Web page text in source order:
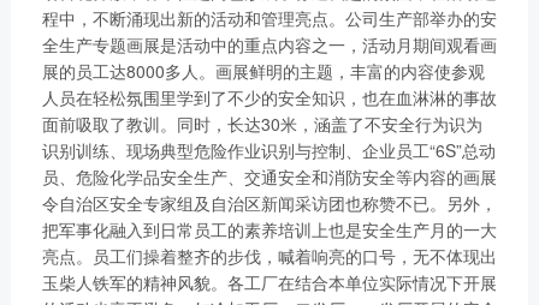
洲、欧洲等地设立了21
个销售大区、8个船电驻
外营销中心，490多家服
务代理商，44家船电销
服一体代理商，1500多
个服务网点
了解更多
获取更多帮助
联系我们
订购咨询
销售服务热线：
0775-3220350
程中，不断涌现出新的活动和管理亮点。公司生产部举办的安
全生产专题画展是活动中的重点内容之一，活动月期间观看画
展的员工达8000多人。画展鲜明的主题，丰富的内容使参观
人员在轻松氛围里学到了不少的安全知识，也在血淋淋的事故
面前吸取了教训。同时，长达30米，涵盖了不安全行为识为
识别训练、现场典型危险作业识别与控制、企业员工“6S”总动
员、危险化学品安全生产、交通安全和消防安全等内容的画展
令自治区安全专家组及自治区新闻采访团也称赞不已。另外，
把军事化融入到日常员工的素养培训上也是安全生产月的一大
亮点。员工们操着整齐的步伐，喊着响亮的口号，无不体现出
玉柴人铁军的精神风貌。各工厂在结合本单位实际情况下开展